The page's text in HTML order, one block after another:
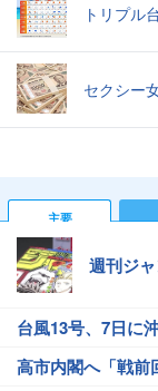
トリプル
セクシー
主要
週刊ジ
台風13号、7日に
高市内閣へ「戦前